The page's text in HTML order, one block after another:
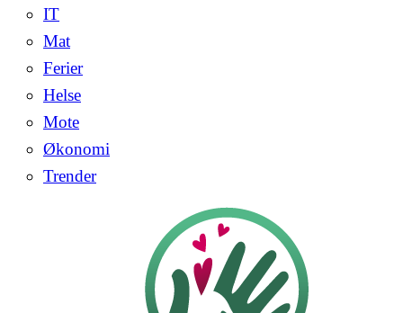
IT
Mat
Ferier
Helse
Mote
Økonomi
Trender